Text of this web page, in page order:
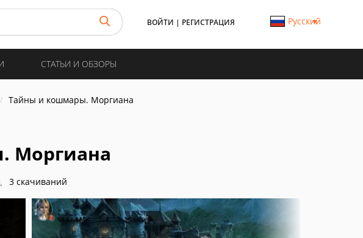
ВОЙТИ | РЕГИСТРАЦИЯ Русский
СТАТЬИ И ОБЗОРЫ
Тайны и кошмары. Моргиана
Моргиана
3 скачиваний